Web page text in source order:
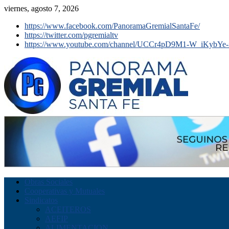
viernes, agosto 7, 2026
https://www.facebook.com/PanoramaGremialSantaFe/
https://twitter.com/pgremialtv
https://www.youtube.com/channel/UCCr4pD9M1-
Obras Sociales
Cooperativas y Mutuales
Sindicatos
ACEITEROS
AEFIP